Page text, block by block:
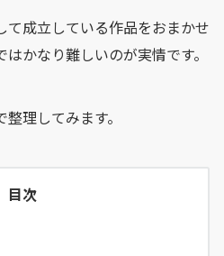
て成立している作品をおまかせ
かなり難しいのが実情です。
理してみます。
目次